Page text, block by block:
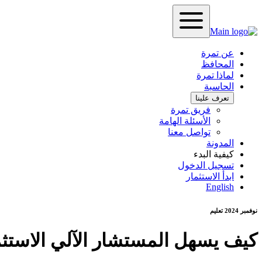
عن تمرة
المحافظ
لماذا تمرة
الحاسبة
تعرف علينا
فريق تمرة
الأسئلة الهامة
تواصل معنا
المدونة
كيفية البدء
تسجيل الدخول
ابدأ الاستثمار
English
نوفمبر 2024 تعليم
كيف يسهل المستشار الآلي